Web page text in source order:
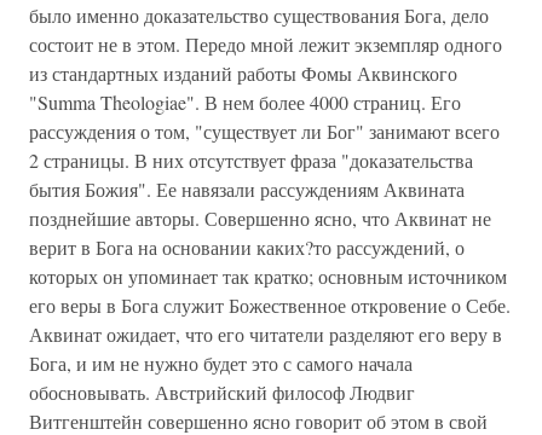
было именно доказательство существования Бога, дело
состоит не в этом. Передо мной лежит экземпляр одного
из стандартных изданий работы Фомы Аквинского
"Summa Theologiae". В нем более 4000 страниц. Его
рассуждения о том, "существует ли Бог" занимают всего
2 страницы. В них отсутствует фраза "доказательства
бытия Божия". Ее навязали рассуждениям Аквината
позднейшие авторы. Совершенно ясно, что Аквинат не
верит в Бога на основании каких?то рассуждений, о
которых он упоминает так кратко; основным источником
его веры в Бога служит Божественное откровение о Себе.
Аквинат ожидает, что его читатели разделяют его веру в
Бога, и им не нужно будет это с самого начала
обосновывать. Австрийский философ Людвиг
Витгенштейн совершенно ясно говорит об этом в свой